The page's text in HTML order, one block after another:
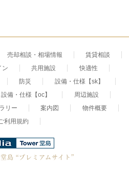
売却相談・相場情報
賃貸相談
ン 共用施設
快適性
防災
設備・仕様【sk】
設備・仕様【oc】
周辺施設
リー 案内図
物件概要
利用規約
島 “プレミアムサイト”